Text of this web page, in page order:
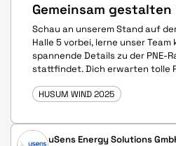
Gemeinsam
Schau an unserem Stand auf
Halle 5 vorbei, lerne unser
spannende Details zu der PNE-
stattfindet. Dich erwarten tolle
HUSUM WIND 2025
uSens Energy Solutions